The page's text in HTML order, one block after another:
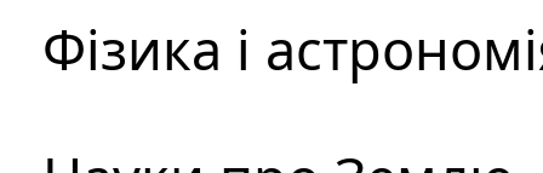
Фізика і